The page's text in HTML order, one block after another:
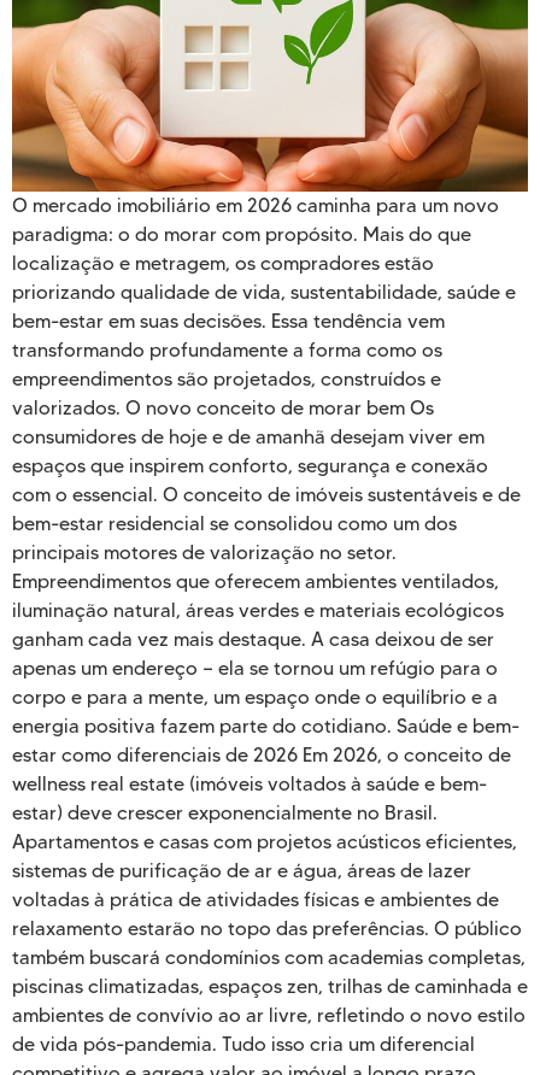
O mercado imobiliário em 2026 caminha para um novo
paradigma: o do morar com propósito. Mais do que
localização e metragem, os compradores estão
priorizando qualidade de vida, sustentabilidade, saúde e
bem-estar em suas decisões. Essa tendência vem
transformando profundamente a forma como os
empreendimentos são projetados, construídos e
valorizados. O novo conceito de morar bem Os
consumidores de hoje e de amanhã desejam viver em
espaços que inspirem conforto, segurança e conexão
com o essencial. O conceito de imóveis sustentáveis e de
bem-estar residencial se consolidou como um dos
principais motores de valorização no setor.
Empreendimentos que oferecem ambientes ventilados,
iluminação natural, áreas verdes e materiais ecológicos
ganham cada vez mais destaque. A casa deixou de ser
apenas um endereço — ela se tornou um refúgio para o
corpo e para a mente, um espaço onde o equilíbrio e a
energia positiva fazem parte do cotidiano. Saúde e bem-
estar como diferenciais de 2026 Em 2026, o conceito de
wellness real estate (imóveis voltados à saúde e bem-
estar) deve crescer exponencialmente no Brasil.
Apartamentos e casas com projetos acústicos eficientes,
sistemas de purificação de ar e água, áreas de lazer
voltadas à prática de atividades físicas e ambientes de
relaxamento estarão no topo das preferências. O público
também buscará condomínios com academias completas,
piscinas climatizadas, espaços zen, trilhas de caminhada e
ambientes de convívio ao ar livre, refletindo o novo estilo
de vida pós-pandemia. Tudo isso cria um diferencial